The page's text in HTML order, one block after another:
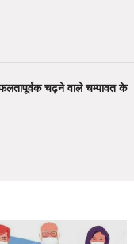
चढ़ने वाले चम्पावत के